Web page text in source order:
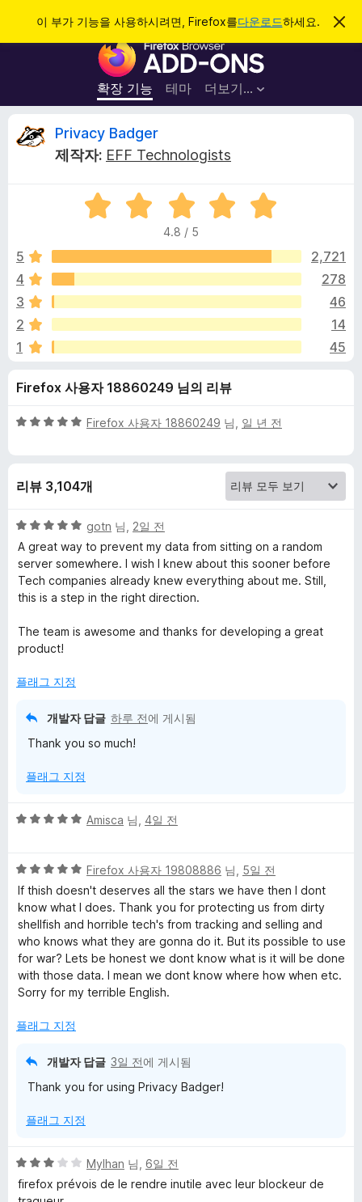
이 부가 기능을 사용하시려면, Firefox를다운로드하세요.
이
림
F
r
e
x
라
우
저
부
기
능
확장 기능 테마 더보기…
로그인
P
v
a
c
y
B
d
g
e
r
에
대
한
리
Privacy Badger
제작자: EFF Technologists
5
점
점
4
8
4.8 / 5
5
2,721
4
278
3
46
2
14
1
45
Firefox 사용자 18860249 님의 리뷰
5
에
점
Firefox 사용자 18860249 님, 일 년 전
리뷰 3,104개
5
점
만
점
에
점
gotn 님, 2일 전
A great way to prevent my data from sitting on a random
server somewhere. I wish I knew about this sooner before
Tech companies already knew everything about me. Still,
this is a step in the right direction.
The team is awesome and thanks for developing a great
product!
플래그 지정
개발자 답글 하루 전에 게시됨
Thank you so much!
플래그 지정
5
점
에
5
점
Amisca 님, 4일 전
5
점
만
점
에
5
점
Firefox 사용자 19808886 님, 5일 전
If thish doesn't deserves all the stars we have then I dont
know what I does. Thank you for protecting us from dirty
shellfish and horrible tech's from tracking and selling and
who knows what they are gonna do it. But its possible to use
for war? Lets be honest we dont know what is it will be done
with those data. I mean we dont know where how when etc.
Sorry for my terrible English.
플래그 지정
개발자 답글 3일 전에 게시됨
Thank you for using Privacy Badger!
플래그 지정
5
점
만
Mylhan 님, 6일 전
firefox prévois de le rendre inutile avec leur blockeur de